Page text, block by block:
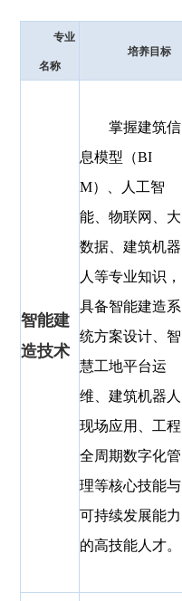
专业
名称
培养目标
智能建
造技术
掌握建筑信
息模型（BI
M）、人工智
能、物联网、大
数据、建筑机器
人等专业知识，
具备智能建造系
统方案设计、智
慧工地平台运
维、建筑机器人
现场应用、工程
全周期数字化管
理等核心技能与
可持续发展能力
的高技能人才。